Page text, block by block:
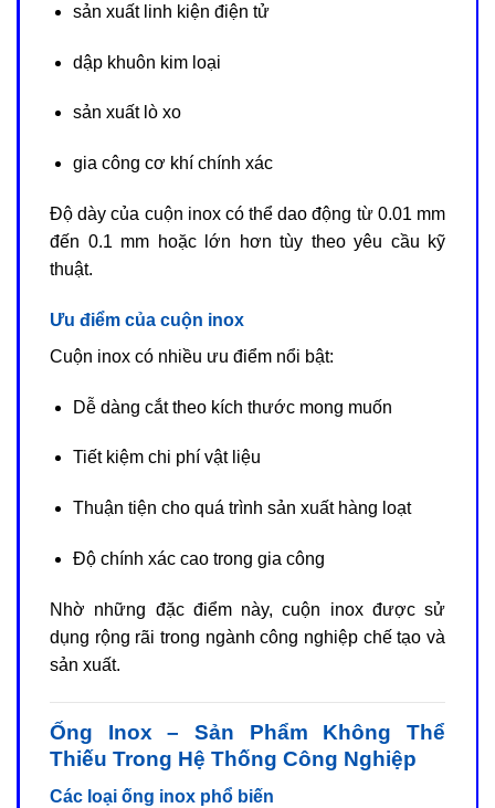
sản xuất linh kiện điện tử
dập khuôn kim loại
sản xuất lò xo
gia công cơ khí chính xác
Độ dày của cuộn inox có thể dao động từ 0.01 mm
đến 0.1 mm hoặc lớn hơn tùy theo yêu cầu kỹ
thuật.
Ưu điểm của cuộn inox
Cuộn inox có nhiều ưu điểm nổi bật:
Dễ dàng cắt theo kích thước mong muốn
Tiết kiệm chi phí vật liệu
Thuận tiện cho quá trình sản xuất hàng loạt
Độ chính xác cao trong gia công
Nhờ những đặc điểm này, cuộn inox được sử
dụng rộng rãi trong ngành công nghiệp chế tạo và
sản xuất.
Ống Inox – Sản Phẩm Không Thể
Thiếu Trong Hệ Thống Công Nghiệp
Các loại ống inox phổ biến